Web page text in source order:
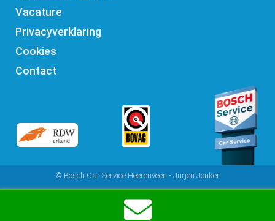
Vacature
Privacyverklaring
Cookies
Contact
© Bosch Car Service Heerenveen - Jurjen Jonker